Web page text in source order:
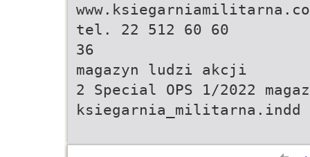
tel. 22 512 60 60
36
magazyn ludzi akcji
2 Special OPS 1/2022
ksiegarnia_militarna.indd